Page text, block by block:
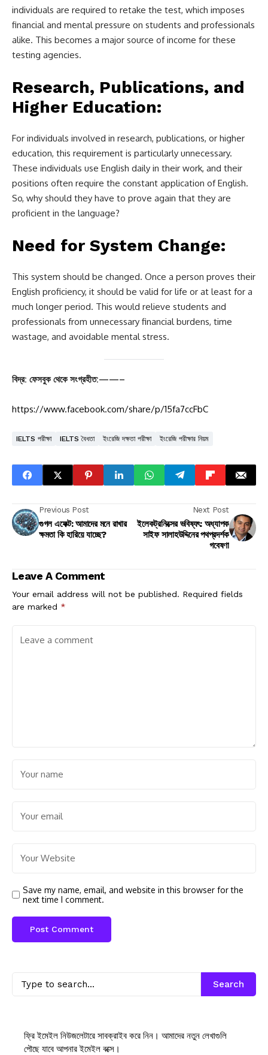
individuals are required to retake the test, which imposes
financial and mental pressure on students and professionals
alike. This becomes a major source of income for these
testing agencies.
Research, Publications, and
Higher Education:
For individuals involved in research, publications, or higher
education, this requirement is particularly unnecessary.
These individuals use English daily in their work, and their
positions often require the constant application of English.
So, why should they have to prove again that they are
proficient in the language?
Need for System Change:
This system should be changed. Once a person proves their
English proficiency, it should be valid for life or at least for a
much longer period. This would relieve students and
professionals from unnecessary financial burdens, time
wastage, and avoidable mental stress.
বিদ্র: ফেসবুক থেকে সংগ্রহীত:——–
https://www.facebook.com/share/p/15fa7ccFbC
IELTS পরীক্ষা IELTS বৈধতা ইংরেজি দক্ষতা পরীক্ষা ইংরেজি পরীক্ষার নিয়ম
Previous Post
গুগল এফেক্ট: আমাদের মনে রাখার
ক্ষমতা কি হারিয়ে যাচ্ছে?
Next Post
ইলেকট্রনিক্সের ভবিষ্যৎ: অধ্যাপক
সাইফ সালাহউদ্দিনের পথপ্রদর্শক
গবেষণা
Leave A Comment
Your email address will not be published. Required fields
are marked *
Save my name, email, and website in this browser for the
next time I comment.
Search
ফ্রি ইমেইল নিউজলেটারে সাবক্রাইব করে নিন। আমাদের নতুন লেখাগুলি
পৌছে যাবে আপনার ইমেইল বক্সে।